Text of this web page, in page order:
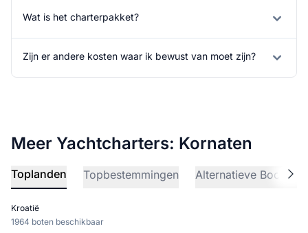
Wat is het charterpakket?
Zijn er andere kosten waar ik bewust van moet zijn?
Meer Yachtcharters: Kornaten
Toplanden Topbestemmingen Alternatieve
Kroatië
1964 boten beschikbaar